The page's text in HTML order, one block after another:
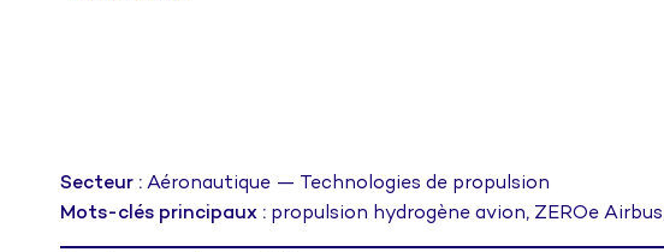
Secteur : Aéronautique — Technologies de propulsion
Mots-clés principaux : propulsion hydrogène avion, ZEROe